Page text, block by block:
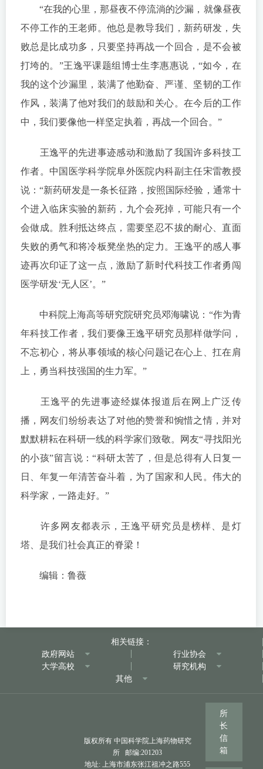
“在我的心里，那昼夜不停流淌的沙漏，就像昼夜
不停工作的王老师。他总是教导我们，新药研发，失
败总是比成功多，只要坚持再战一个回合，是不会被
打垮的。”王逸平课题组博士生李惠惠说，“如今，在
我的这个沙漏里，装满了他勤奋、严谨、坚韧的工作
作风，装满了他对我们的鼓励和关心。在今后的工作
中，我们要像他一样坚定执着，再战一个回合。”
王逸平的先进事迹感动和激励了我国许多科技工
作者。中国医学科学院阜外医院内科副主任宋雷教授
说：“新药研发是一条长征路，按照国际经验，通常十
个进入临床实验的新药，九个会死掉，可能只有一个
会做成。胜利抵达终点，需要坚忍不拔的耐心、直面
失败的勇气和将冷板凳坐热的定力。王逸平的感人事
迹再次印证了这一点，激励了新时代科技工作者勇闯
医学研发‘无人区’。”
中科院上海高等研究院研究员邓海啸说：“作为青
年科技工作者，我们要像王逸平研究员那样做学问，
不忘初心，将从事领域的核心问题记在心上、扛在肩
上，勇当科技强国的生力军。”
王逸平的先进事迹经媒体报道后在网上广泛传
播，网友们纷纷表达了对他的赞誉和惋惜之情，并对
默默耕耘在科研一线的科学家们致敬。网友“寻找阳光
的小孩”留言说：“科研太苦了，但是总得有人日复一
日、年复一年清苦奋斗着，为了国家和人民。伟大的
科学家，一路走好。”
许多网友都表示，王逸平研究员是榜样、是灯
塔、是我们社会真正的脊梁！
编辑：鲁薇
相关链接：
政府网站
行业协会
大学高校
研究机构
其他
版权所有 中国科学院上海药物研究
所 邮编:201203
地址: 上海市浦东张江祖冲之路555
所
长
信
箱